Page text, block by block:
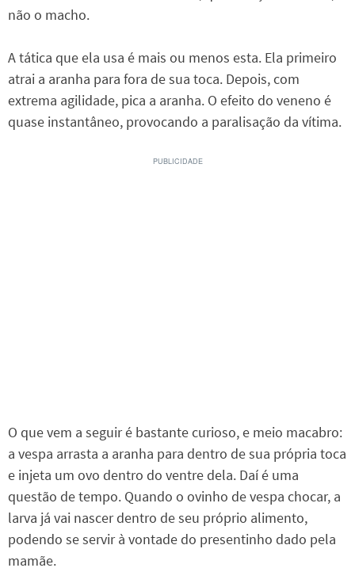
não o macho.
A tática que ela usa é mais ou menos esta. Ela primeiro
atrai a aranha para fora de sua toca. Depois, com
extrema agilidade, pica a aranha. O efeito do veneno é
quase instantâneo, provocando a paralisação da vítima.
O que vem a seguir é bastante curioso, e meio macabro:
a vespa arrasta a aranha para dentro de sua própria toca
e injeta um ovo dentro do ventre dela. Daí é uma
questão de tempo. Quando o ovinho de vespa chocar, a
larva já vai nascer dentro de seu próprio alimento,
podendo se servir à vontade do presentinho dado pela
mamãe.